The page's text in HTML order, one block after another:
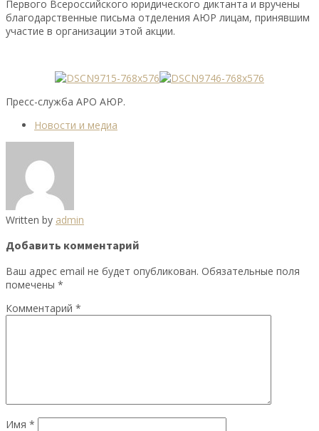
Первого Всероссийского юридического диктанта и вручены
благодарственные письма отделения АЮР лицам, принявшим
участие в организации этой акции.
Пресс-служба АРО АЮР.
Новости и медиа
Written by admin
Добавить комментарий
Ваш адрес email не будет опубликован. Обязательные поля
помечены *
Комментарий *
Имя *